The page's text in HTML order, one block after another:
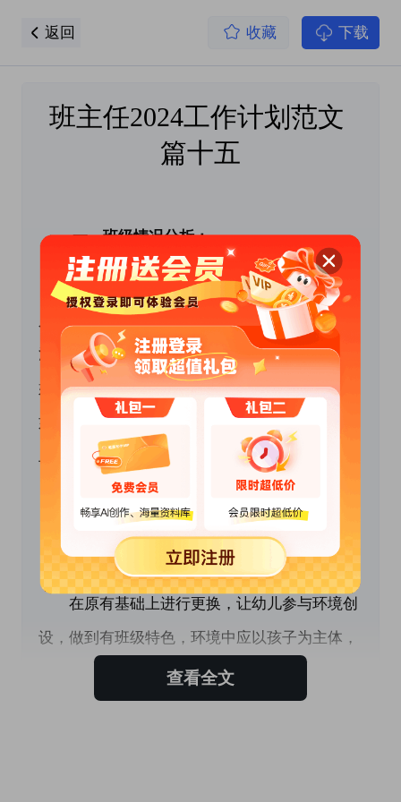
返回 收藏 下载
班主任2024工作计划范文
篇十五
一、班级情况分析：
本学期我班共有幼儿xx人，其中插班生x
人。幼儿有了小班一年的基础，幼儿在学习和生
活上都有一定的进步，大部分幼儿已经养成了良
好的行为习惯，初步形成了一定的规则意识。
如：喜欢上幼儿园，有了初步的自理能力，基本
上有良好的卫生习惯，玩好玩具能分类摆放等。
二、本学期的工作重点：
1.开学初的环境创设
在原有基础上进行更换，让幼儿参与环境创
设，做到有班级特色，环境中应以孩子为主体，
留有相应的空白，在教学活动中及时将幼儿的作
品进行展示，让家长在接送的过程中了解孩子在
查看全文